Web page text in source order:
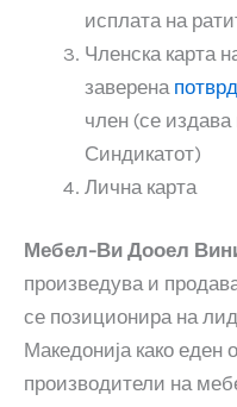
исплата на
Членска карта
заверена
член (се
Синдикатот)
Лична карта
Мебел-Ви Дооел
произведува и
се позиционира на
Македонија како еден
производители на